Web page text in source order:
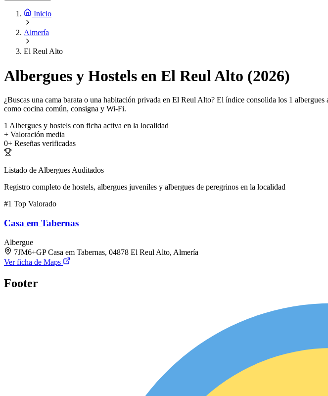
Inicio
Almería
El Reul Alto
Albergues y Hostels en El Reul Alto (2026)
¿Buscas una cama barata o una habitación privada en El Reul Alto? El índice consolida los 1
como cocina común, consigna y Wi-Fi.
1 Albergues y hostels con ficha activa en la localidad
+ Valoración media
0+ Reseñas verificadas
Listado de Albergues Auditados
Registro completo de hostels, albergues juveniles y albergues de peregrinos en la localidad
#1 Top Valorado
Casa em Tabernas
Albergue
7JM6+GP Casa em Tabernas, 04878 El Reul Alto, Almería
Ver ficha de Maps
Footer